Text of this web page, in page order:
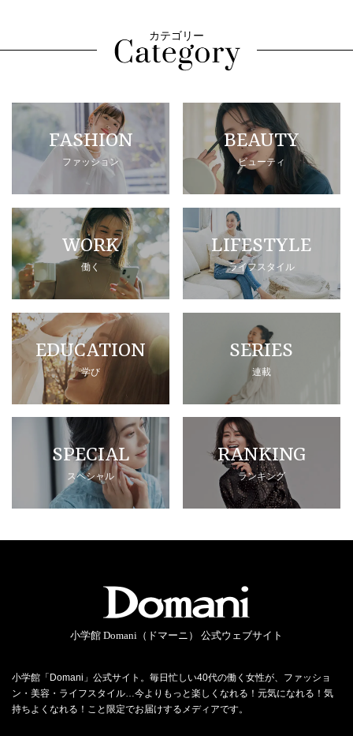
カテゴリー
FASHION
ファッション
BEAUTY
ビューティ
WORK
働く
LIFESTYLE
ライフスタイル
EDUCATION
学び
SERIES
連載
SPECIAL
スペシャル
RANKING
ランキング
小学館 Domani（ドマーニ） 公式ウェブサイト
小学館「Domani」公式サイト。毎日忙しい40代の働く女性が、ファッショ
ン・美容・ライフスタイル…今よりもっと楽しくなれる！元気になれる！気
持ちよくなれる！こと限定でお届けするメディアです。